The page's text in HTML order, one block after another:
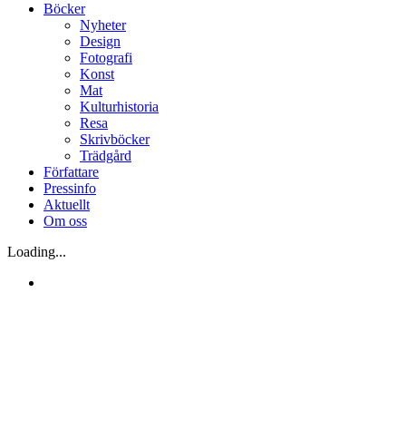
Böcker
Nyheter
Design
Fotografi
Konst
Mat
Kulturhistoria
Resa
Skrivböcker
Trädgård
Författare
Pressinfo
Aktuellt
Om oss
Loading...